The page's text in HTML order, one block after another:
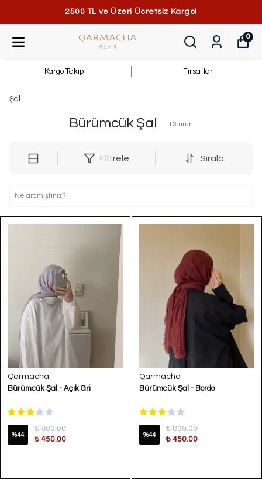
2500 TL ve Üzeri Ücretsiz Kargo!
0
Kargo Takip Fırsatlar
Şal
Bürümcük Şal 13 ürün
Filtrele Sırala
Qarmacha
Bürümcük Şal - Açık Gri
%44
₺ 800.00
₺ 450.00
Qarmacha
Bürümcük Şal - Bordo
%44
₺ 800.00
₺ 450.00